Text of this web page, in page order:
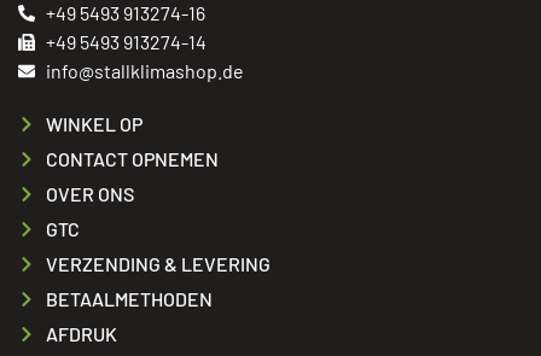
+49 5493 913274-16
+49 5493 913274-14
info@stallklimashop.de
WINKEL OP
CONTACT OPNEMEN
OVER ONS
GTC
VERZENDING & LEVERING
BETAALMETHODEN
AFDRUK